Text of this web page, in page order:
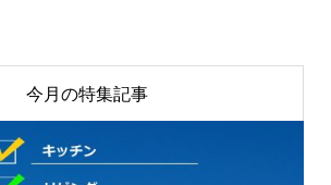
今月の特集記事